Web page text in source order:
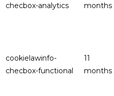
checbox-analytics
months
cookielawinfo-
checbox-functional
11
months